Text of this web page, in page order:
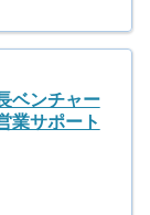
ベンチャー
業サポート